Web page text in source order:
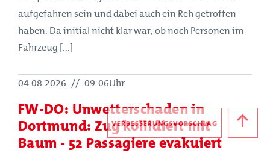
aufgefahren sein und dabei auch ein Reh getroffen
haben. Da initial nicht klar war, ob noch Personen im
Fahrzeug [...]
04.08.2026 // 09:06Uhr
FW-DO: Unwetterschaden in
Dortmund: Zug kollidiert mit
Baum - 52 Passagiere evakuiert
VERBESSERUNGSVORSCHLAG